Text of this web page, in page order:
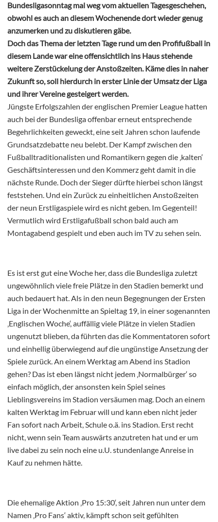
Bundesligasonntag mal weg vom aktuellen Tagesgeschehen,
obwohl es auch an diesem Wochenende dort wieder genug
anzumerken und zu diskutieren gäbe.
Doch das Thema der letzten Tage rund um den Profifußball in
diesem Lande war eine offensichtlich ins Haus stehende
weitere Zerstückelung der Anstoßzeiten. Käme dies in naher
Zukunft so, soll hierdurch in erster Linie der Umsatz der Liga
und ihrer Vereine gesteigert werden.
Jüngste Erfolgszahlen der englischen Premier League hatten
auch bei der Bundesliga offenbar erneut entsprechende
Begehrlichkeiten geweckt, eine seit Jahren schon laufende
Grundsatzdebatte neu belebt. Der Kampf zwischen den
Fußballtraditionalisten und Romantikern gegen die ‚kalten‘
Geschäftsinteressen und den Kommerz geht damit in die
nächste Runde. Doch der Sieger dürfte hierbei schon längst
feststehen. Und ein Zurück zu einheitlichen Anstoßzeiten
der neun Erstligaspiele wird es nicht geben. Im Gegenteil!
Vermutlich wird Erstligafußball schon bald auch am
Montagabend gespielt und eben auch im TV zu sehen sein.
Es ist erst gut eine Woche her, dass die Bundesliga zuletzt
ungewöhnlich viele freie Plätze in den Stadien bemerkt und
auch bedauert hat. Als in den neun Begegnungen der Ersten
Liga in der Wochenmitte an Spieltag 19, in einer sogenannten
‚Englischen Woche‘, auffällig viele Plätze in vielen Stadien
ungenutzt blieben, da führten das die Kommentatoren sofort
und einhellig überwiegend auf die ungünstige Ansetzung der
Spiele zurück. An einem Werktag am Abend ins Stadion
gehen? Das ist eben längst nicht jedem ‚Normalbürger‘ so
einfach möglich, der ansonsten kein Spiel seines
Lieblingsvereins im Stadion versäumen mag. Doch an einem
kalten Werktag im Februar will und kann eben nicht jeder
Fan sofort nach Arbeit, Schule o.ä. ins Stadion. Erst recht
nicht, wenn sein Team auswärts anzutreten hat und er um
live dabei zu sein noch eine u.U. stundenlange Anreise in
Kauf zu nehmen hätte.
Die ehemalige Aktion ‚Pro 15:30‘, seit Jahren nun unter dem
Namen ‚Pro Fans‘ aktiv, kämpft schon seit gefühlten